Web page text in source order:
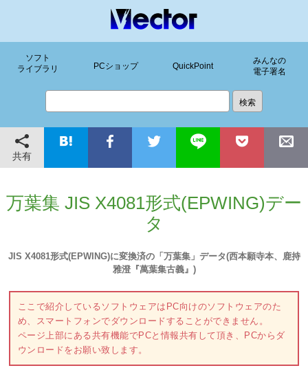
ソフト
ライブラリ
PCショップ QuickPoint
みんなの
電子署名
共有
万葉集 JIS X4081形式(EPWING)デー
タ
JIS X4081形式(EPWING)に変換済の「万葉集」データ(西本願寺本、鹿持
雅澄『萬葉集古義』)
ここで紹介しているソフトウェアはPC向けのソフトウェアのた
め、スマートフォンでダウンロードすることができません。
ページ上部にある共有機能でPCと情報共有して頂き、PCからダ
ウンロードをお願い致します。